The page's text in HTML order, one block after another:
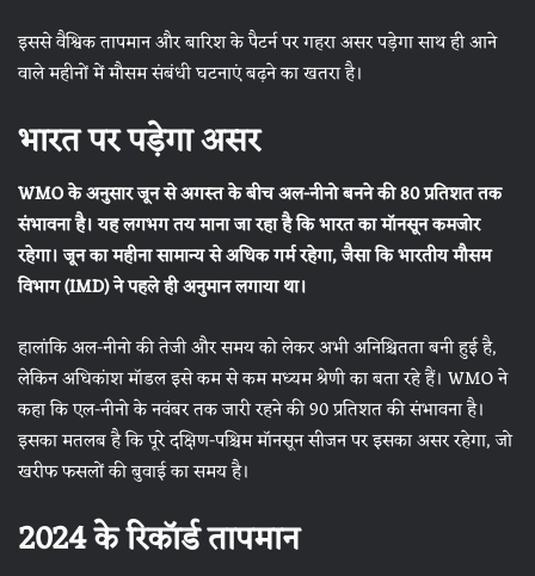
इससे वैश्विक तापमान और बारिश के पैटर्न पर गहरा असर पड़ेगा साथ ही आने
वाले महीनों में मौसम संबंधी घटनाएं बढ़ने का खतरा है।
भारत पर पड़ेगा असर
WMO के अनुसार जून से अगस्त के बीच अल-नीनो बनने की 80 प्रतिशत तक
संभावना है। यह लगभग तय माना जा रहा है कि भारत का मॉनसून कमजोर
रहेगा। जून का महीना सामान्य से अधिक गर्म रहेगा, जैसा कि भारतीय मौसम
विभाग (IMD) ने पहले ही अनुमान लगाया था।
हालांकि अल-नीनो की तेजी और समय को लेकर अभी अनिश्चितता बनी हुई है,
लेकिन अधिकांश मॉडल इसे कम से कम मध्यम श्रेणी का बता रहे हैं। WMO ने
कहा कि एल-नीनो के नवंबर तक जारी रहने की 90 प्रतिशत की संभावना है।
इसका मतलब है कि पूरे दक्षिण-पश्चिम मॉनसून सीजन पर इसका असर रहेगा, जो
खरीफ फसलों की बुवाई का समय है।
2024 के रिकॉर्ड तापमान